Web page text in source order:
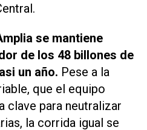
se mantiene
de los 48 billones de
un año. Pese a la
que el equipo
clave para neutralizar
la corrida igual se